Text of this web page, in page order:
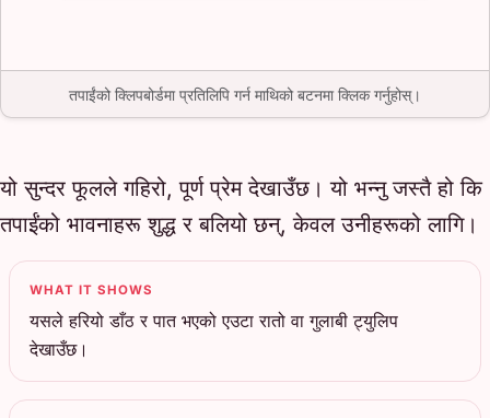
तपाईंको क्लिपबोर्डमा प्रतिलिपि गर्न माथिको बटनमा क्लिक गर्नुहोस्।
यो सुन्दर फूलले गहिरो, पूर्ण प्रेम देखाउँछ। यो भन्नु जस्तै हो कि
तपाईंको भावनाहरू शुद्ध र बलियो छन्, केवल उनीहरूको लागि।
WHAT IT SHOWS
यसले हरियो डाँठ र पात भएको एउटा रातो वा गुलाबी ट्युलिप
देखाउँछ।